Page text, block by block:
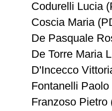
Codurelli Lucia
Coscia Maria
De Pasquale
De Torre Maria
D'Incecco
Fontanelli
Franzoso